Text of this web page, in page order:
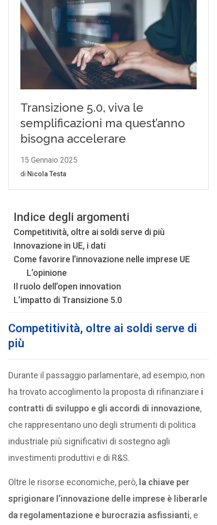
Indice degli argomenti
Competitività, oltre ai soldi serve di più
Innovazione in UE, i dati
Come favorire l’innovazione nelle imprese UE
L’opinione
Il ruolo dell’open innovation
L’impatto di Transizione 5.0
Competitività, oltre ai soldi serve di
più
Durante il passaggio parlamentare, ad esempio, non
ha trovato accoglimento la proposta di rifinanziare i
contratti di sviluppo e gli accordi di innovazione,
che rappresentano uno degli strumenti di politica
industriale più significativi di sostegno agli
investimenti produttivi e di R&S.
Oltre le risorse economiche, però, la chiave per
sprigionare l’innovazione delle imprese è liberarle
da regolamentazione e burocrazia asfissianti, e